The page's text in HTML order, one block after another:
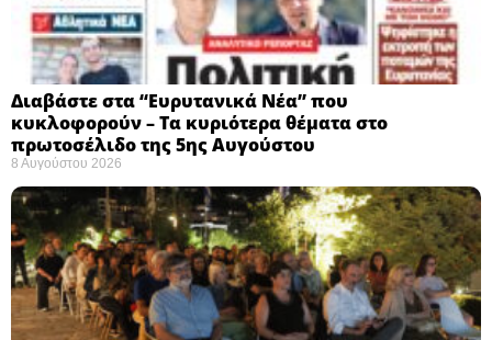
Διαβάστε στα “Ευρυτανικά Νέα” που
κυκλοφορούν – Τα κυριότερα θέματα στο
πρωτοσέλιδο της 5ης Αυγούστου
8 Αυγούστου 2026